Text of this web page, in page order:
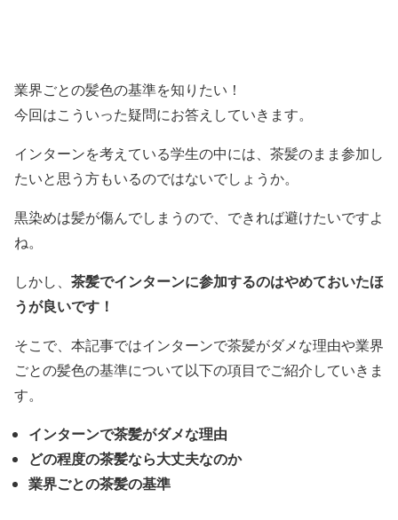
業界ごとの髪色の基準を知りたい！
今回はこういった疑問にお答えしていきます。
インターンを考えている学生の中には、茶髪のまま参加し
たいと思う方もいるのではないでしょうか。
黒染めは髪が傷んでしまうので、できれば避けたいですよ
ね。
しかし、 茶髪でインターンに参加するのはやめておいたほ
うが良いです！
そこで、本記事ではインターンで茶髪がダメな理由や業界
ごとの髪色の基準について以下の項目でご紹介していきま
す。
インターンで茶髪がダメな理由
どの程度の茶髪なら大丈夫なのか
業界ごとの茶髪の基準